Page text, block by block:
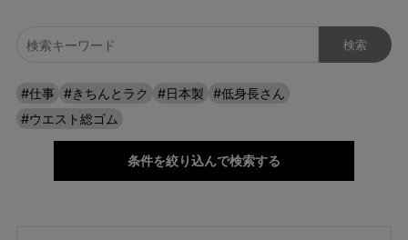
#仕事 #きちんとラク #日本製
#低身長さん
#ウエスト総ゴム
条件を絞り込んで検索する